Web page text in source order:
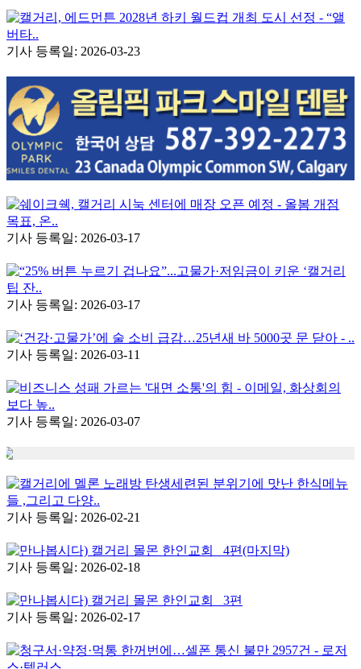
캘거리, 에드먼튼 2028년 하키 월드컵 개최 도시 선정 - “앨
버타..
기사 등록일: 2026-03-23
쉐이크쉑, 캘거리 시눅 센터에 매장 오픈 예정 - 올봄 개점
목표, 온..
기사 등록일: 2026-03-17
“25% 버튼 누르기 겁나요”...고물가·저임금이 키운 ‘캘거리
팁 잔..
기사 등록일: 2026-03-17
‘건강·고물가’에 술 소비 급감…25년새 바 5000곳 문 닫아 - ..
기사 등록일: 2026-03-11
비즈니스 성패 가르는 '대면 소통'의 힘 - 이메일, 화상회의
보다 높..
기사 등록일: 2026-03-07
캘거리에 멜론 노래방 탄생세련된 분위기에 맛난 한식메뉴
들 ,그리고 다양..
기사 등록일: 2026-02-21
만나봅시다) 캘거리 몰몬 한인교회 _4편(마지막)
기사 등록일: 2026-02-18
만나봅시다) 캘거리 몰몬 한인교회 _3편
기사 등록일: 2026-02-17
청구서·약정·먹통 한꺼번에…셀폰 통신 불만 2957건 - 로저